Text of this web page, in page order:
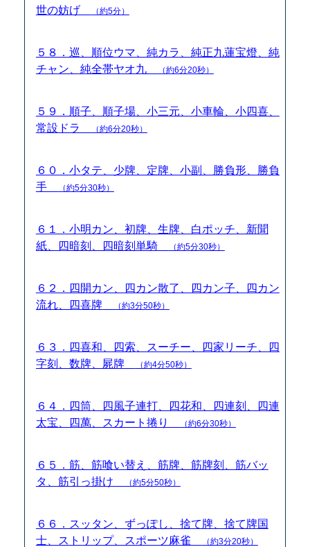
世の妨げ
（約5分）
５８．巡、順位ウマ、純カラ、純正九蓮宝燈、純
チャン、純全帯ヤオ九
（約6分20秒）
５９．順子、順子場、小三元、小車輪、小四喜、
常設ドラ
（約6分20秒）
６０．小タテ、少牌、定牌、小副、勝負形、勝負
手
（約5分30秒）
６１．小明カン、初牌、生牌、白ポッチ、新聞
紙、四暗刻、四暗刻単騎
（約5分30秒）
６２．四開カン、四カン散了、四カン子、四カン
流れ、四喜牌
（約3分50秒）
６３．四喜和、四索、スーチー、四家リーチ、四
字刻、数牌、屍牌
（約4分50秒）
６４．四筒、四風子連打、四花和、四連刻、四連
太宝、四萬、スカート捲り
（約6分30秒）
６５．筋、筋喰い替え、筋牌、筋牌刻、筋バッ
タ、筋引っ掛け
（約5分50秒）
６６．スッタン、ずっぽし、捨て牌、捨て牌国
士、ストリップ、スポーツ麻雀
（約3分20秒）